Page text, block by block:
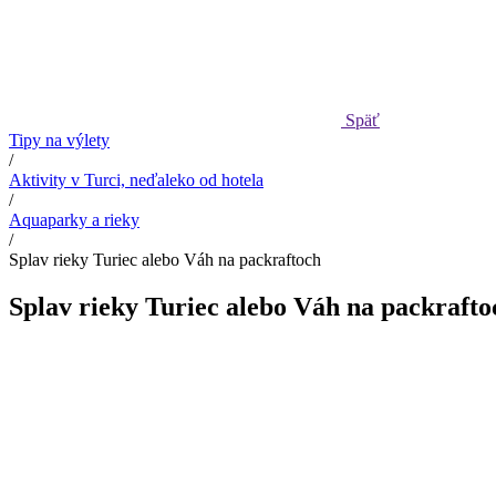
Späť
Tipy na výlety
/
Aktivity v Turci, neďaleko od hotela
/
Aquaparky a rieky
/
Splav rieky Turiec alebo Váh na packraftoch
Splav rieky Turiec alebo Váh na